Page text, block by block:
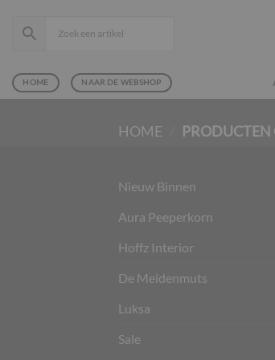
naar
HOME NAAR DE WEBSHOP
HOME PRODUCTEN
Nieuw Binnen
Aura Peeperkorn
Hoffz Interior
De Meidenmuts
Luksa
Sale